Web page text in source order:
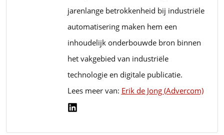
jarenlange betrokkenheid bij industriële
automatisering maken hem een
inhoudelijk onderbouwde bron binnen
het vakgebied van industriële
technologie en digitale publicatie.
Lees meer van: Erik de Jong (Advercom)